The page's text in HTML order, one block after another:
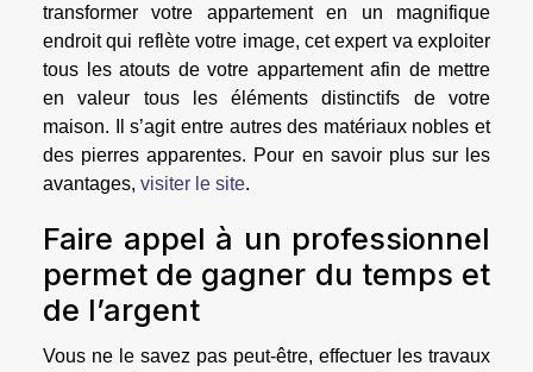
transformer votre appartement en un magnifique
endroit qui reflète votre image, cet expert va exploiter
tous les atouts de votre appartement afin de mettre
en valeur tous les éléments distinctifs de votre
maison. Il s’agit entre autres des matériaux nobles et
des pierres apparentes. Pour en savoir plus sur les
avantages, visiter le site.
Faire appel à un professionnel
permet de gagner du temps et
de l’argent
Vous ne le savez pas peut-être, effectuer les travaux